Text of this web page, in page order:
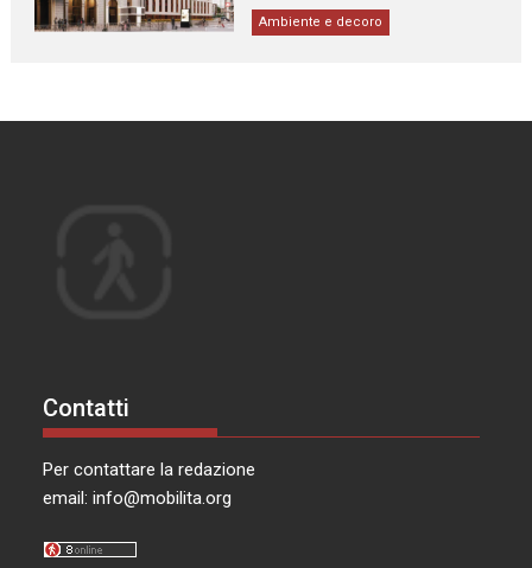
Ambiente e decoro
Contatti
Per contattare la redazione
email:info@mobilita.org